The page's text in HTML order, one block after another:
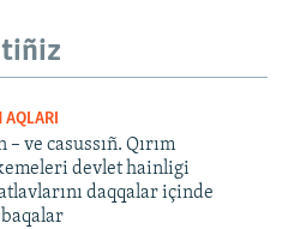
AQLARI
– ve casussıñ. Qırım
devlet hainligi
daqqalar içinde
baqalar